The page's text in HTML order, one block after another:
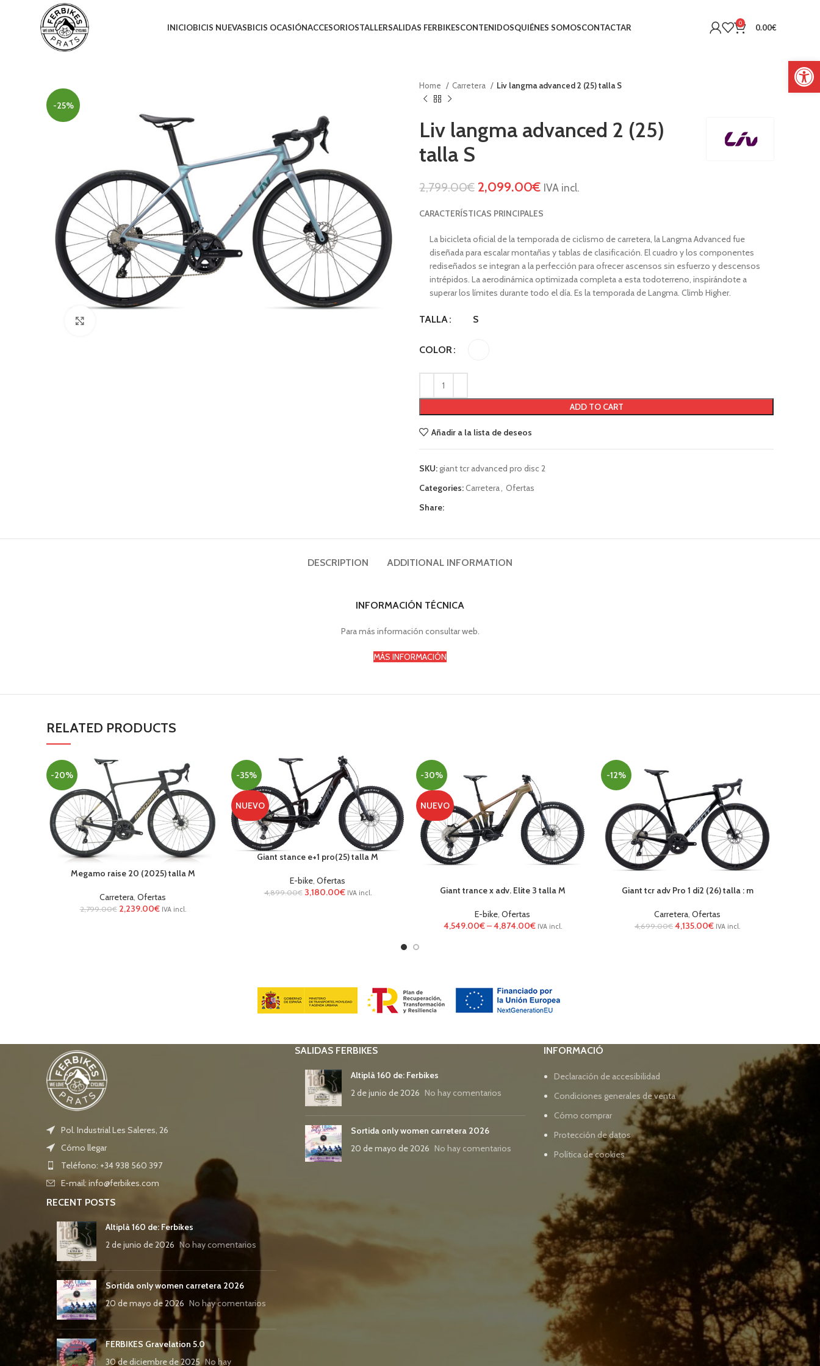
Abrir
INICIOBICIS NUEVASBICIS OCASIÓNACCESORIOSTALLERSALIDAS FERBIKESCONTENIDOSQUIÉNES SOMOSCONTACTAR 0 0.00€
-25%
Home Carretera Liv langma advanced 2 (25) talla S
Liv langma advanced 2 (25)
talla S
2,799.00€ 2,099.00€ IVA incl.
CARACTERÍSTICAS PRINCIPALES
La bicicleta oficial de la temporada de ciclismo de carretera, la Langma Advanced fue
diseñada para escalar montañas y tablas de clasificación. El cuadro y los componentes
rediseñados se integran a la perfección para ofrecer ascensos sin esfuerzo y descensos
intrépidos. La aerodinámica optimizada completa a esta todoterreno, inspirándote a
superar los límites durante todo el día. Es la temporada de Langma. Climb Higher.
TALLA S
COLOR
ADD TO CART
Añadir a la lista de deseos
SKU:giant tcr advanced pro disc 2
Categories:Carretera, Ofertas
Share:
DESCRIPTION ADDITIONAL INFORMATION
INFORMACIÓN TÉCNICA
Para más información consultar web.
MÁS INFORMACIÓN
RELATED PRODUCTS
-20%
Megamo raise 20 (2025) talla M
Carretera, Ofertas
2,799.00€ 2,239.00€ IVA incl.
-35%
NUEVO
Giant stance e+1 pro(25) talla M
E-bike, Ofertas
4,899.00€ 3,180.00€ IVA incl.
-30%
NUEVO
Giant trance x adv. Elite 3 talla M
E-bike, Ofertas
4,549.00€–4,874.00€ IVA incl.
-12%
Giant tcr adv Pro 1 di2 (26) talla : m
Carretera, Ofertas
4,699.00€ 4,135.00€ IVA incl.
Pol. Industrial Les Saleres, 26
Cómo llegar
Teléfono: +34 938 560 397
E-mail: info@ferbikes.com
RECENT POSTS
Altiplà 160 de: Ferbikes
2 de junio de 2026 No hay comentarios
Sortida only women carretera 2026
20 de mayo de 2026 No hay comentarios
FERBIKES Gravelation 5.0
30 de diciembre de 2025 No hay
SALIDAS FERBIKES
Altiplà 160 de: Ferbikes
2 de junio de 2026 No hay comentarios
Sortida only women carretera 2026
20 de mayo de 2026 No hay comentarios
INFORMACIÓ
Declaración de accesibilidad
Condiciones generales de venta
Cómo comprar
Protección de datos
Política de cookies